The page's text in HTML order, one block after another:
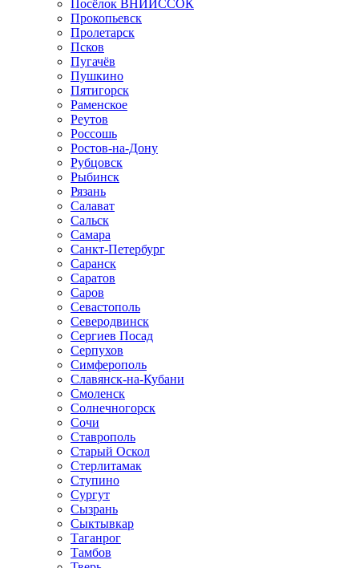
Посёлок ВНИИССОК
Прокопьевск
Пролетарск
Псков
Пугачёв
Пушкино
Пятигорск
Раменское
Реутов
Россошь
Ростов-на-Дону
Рубцовск
Рыбинск
Рязань
Салават
Сальск
Самара
Санкт-Петербург
Саранск
Саратов
Саров
Севастополь
Северодвинск
Сергиев Посад
Серпухов
Симферополь
Славянск-на-Кубани
Смоленск
Солнечногорск
Сочи
Ставрополь
Старый Оскол
Стерлитамак
Ступино
Сургут
Сызрань
Сыктывкар
Таганрог
Тамбов